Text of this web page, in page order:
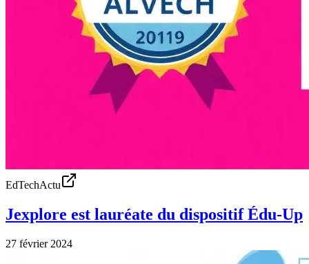
EdTechActu
Jexplore est lauréate du dispositif Édu-Up
27 février 2024